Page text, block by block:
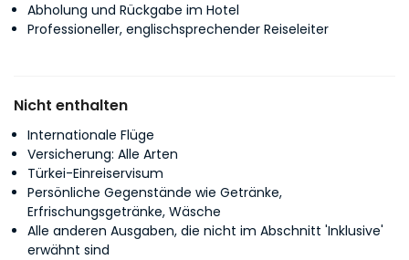
Abholung und Rückgabe im Hotel
Professioneller, englischsprechender Reiseleiter
Nicht enthalten
Internationale Flüge
Versicherung: Alle Arten
Türkei-Einreiservisum
Persönliche Gegenstände wie Getränke,
Erfrischungsgetränke, Wäsche
Alle anderen Ausgaben, die nicht im Abschnitt 'Inklusive'
erwähnt sind